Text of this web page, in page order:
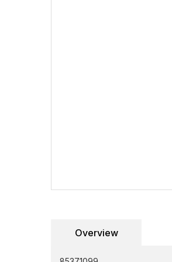
Overview